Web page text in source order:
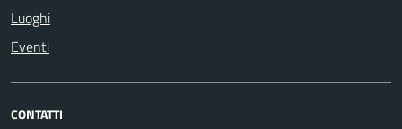
Luoghi
Eventi
CONTATTI